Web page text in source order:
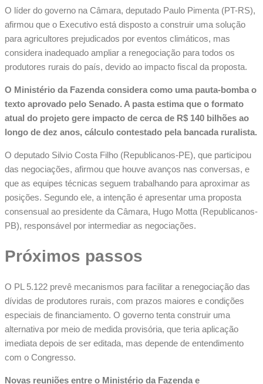
O líder do governo na Câmara, deputado Paulo Pimenta (PT-RS),
afirmou que o Executivo está disposto a construir uma solução
para agricultores prejudicados por eventos climáticos, mas
considera inadequado ampliar a renegociação para todos os
produtores rurais do país, devido ao impacto fiscal da proposta.
O Ministério da Fazenda considera como uma pauta-bomba o
texto aprovado pelo Senado. A pasta estima que o formato
atual do projeto gere impacto de cerca de R$ 140 bilhões ao
longo de dez anos, cálculo contestado pela bancada ruralista.
O deputado Silvio Costa Filho (Republicanos-PE), que participou
das negociações, afirmou que houve avanços nas conversas, e
que as equipes técnicas seguem trabalhando para aproximar as
posições. Segundo ele, a intenção é apresentar uma proposta
consensual ao presidente da Câmara, Hugo Motta (Republicanos-
PB), responsável por intermediar as negociações.
Próximos passos
O PL 5.122 prevê mecanismos para facilitar a renegociação das
dívidas de produtores rurais, com prazos maiores e condições
especiais de financiamento. O governo tenta construir uma
alternativa por meio de medida provisória, que teria aplicação
imediata depois de ser editada, mas depende de entendimento
com o Congresso.
Novas reuniões entre o Ministério da Fazenda e